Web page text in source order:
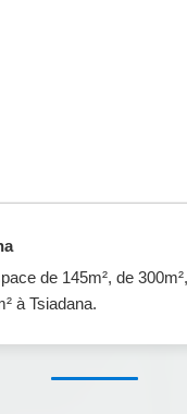
de 145m², de
à Tsiadana.